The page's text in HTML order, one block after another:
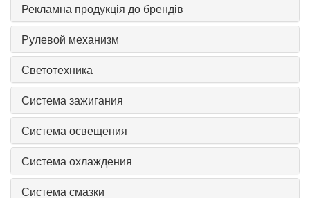
Рекламна продукція до брендів
Рулевой механизм
Светотехника
Система зажигания
Система освещения
Система охлаждения
Система смазки